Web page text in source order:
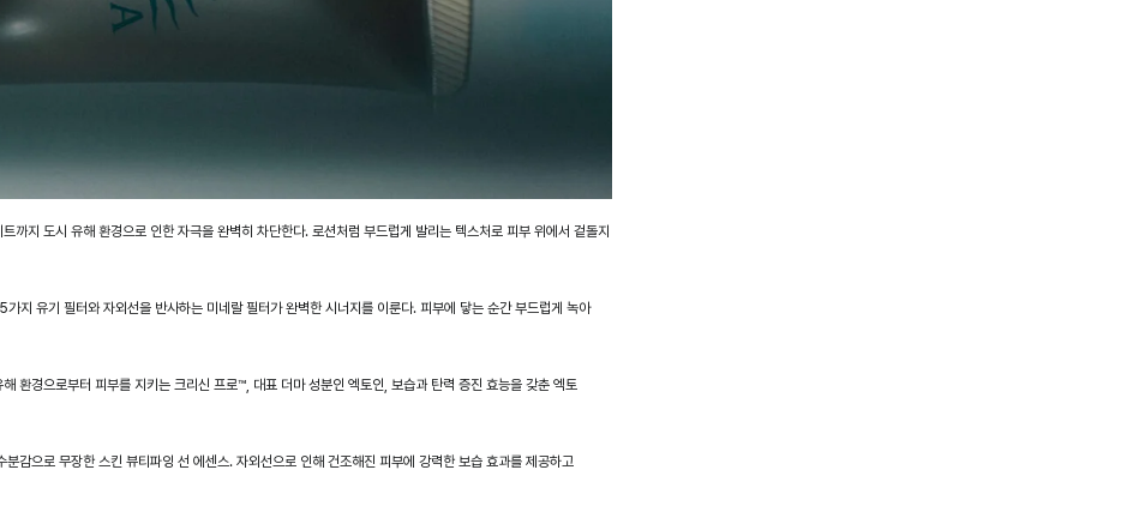
까지 도시 유해 환경으로 인한 자극을 완벽히 차단한다. 로션처럼 부드럽게 발리는 텍스처로 피부 위에서 겉돌지
유기 필터와 자외선을 반사하는 미네랄 필터가 완벽한 시너지를 이룬다. 피부에 닿는 순간 부드럽게 녹아
경으로부터 피부를 지키는 크리신 프로™, 대표 더마 성분인 엑토인, 보습과 탄력 증진 효능을 갖춘 엑토
으로 무장한 스킨 뷰티파잉 선 에센스. 자외선으로 인해 건조해진 피부에 강력한 보습 효과를 제공하고